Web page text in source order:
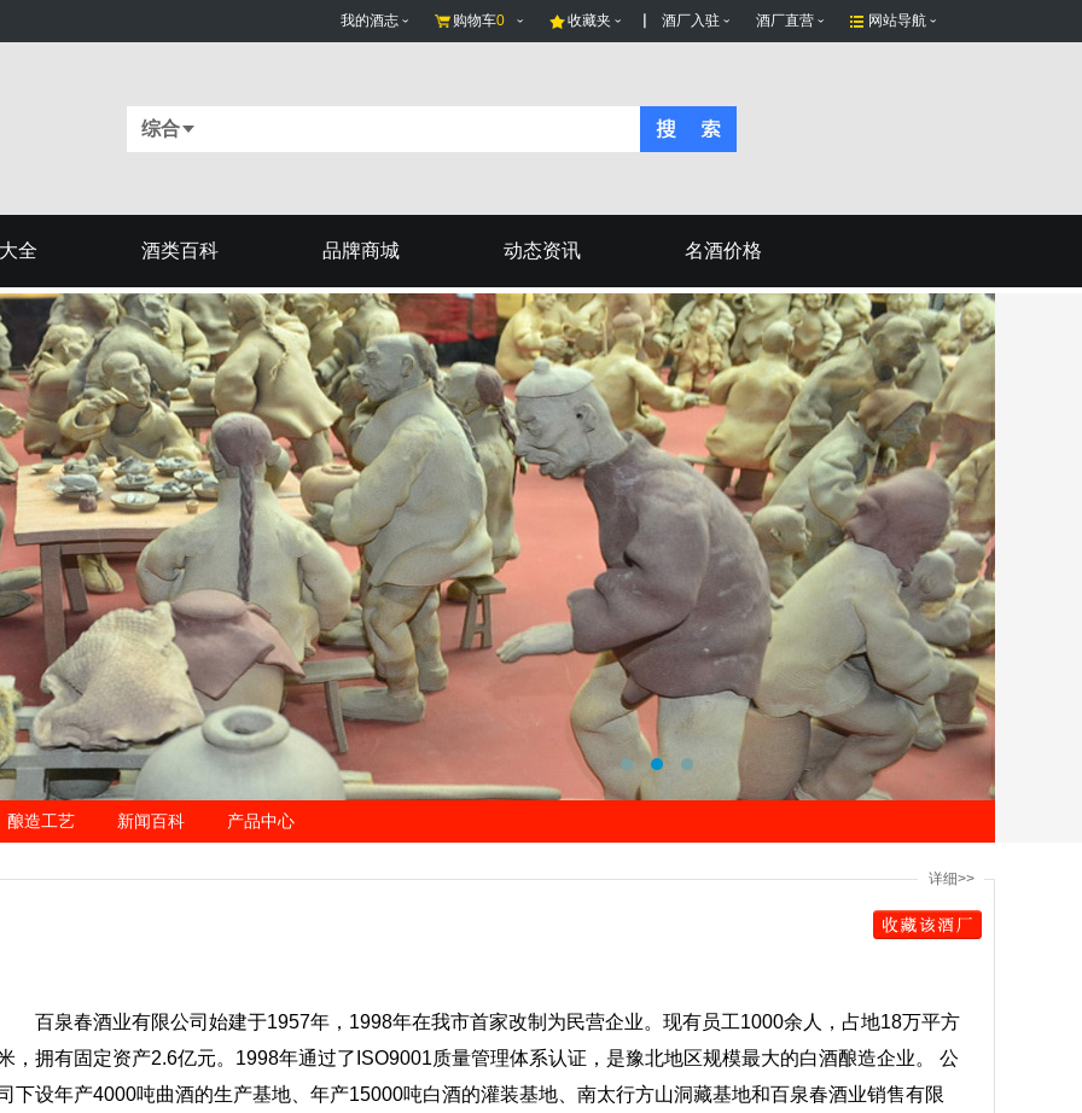
我的酒志 购物车0 收藏夹 酒厂入驻 酒厂直营 网站导航
综合
全 酒类百科 品牌商城 动态资讯 名酒价格
酿造工艺 新闻百科 产品中心
详细>>
百泉春酒业有限公司始建于1957年，1998年在我市首家改制为民营企业。现有员工1000余人，占地18万平方
，拥有固定资产2.6亿元。1998年通过了ISO9001质量管理体系认证，是豫北地区规模最大的白酒酿造企业。 公
下设年产4000吨曲酒的生产基地、年产15000吨白酒的灌装基地、南太行方山洞藏基地和百泉春酒业销售有限